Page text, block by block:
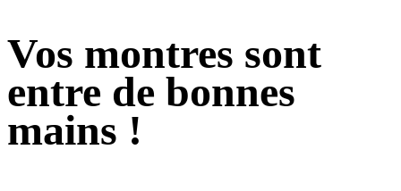
Vos montres sont
entre de bonnes
mains !